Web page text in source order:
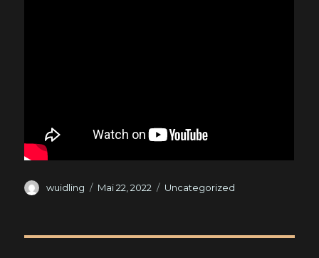
Autor
wuidling
Veröffentlicht
Mai 22, 2022 Kategorien
Uncategorized